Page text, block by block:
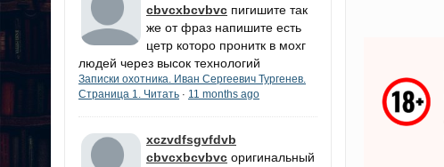
cbvcxbcvbvc пигишите так
же от фраз напишите есть
цетр которо пронитк в мохг
людей через высок технологий
Записки охотника. Иван Сергеевич Тургенев.
Страница 1. Читать · 11 months ago
xczvdfsgvfdvb
cbvcxbcvbvc оригинальный